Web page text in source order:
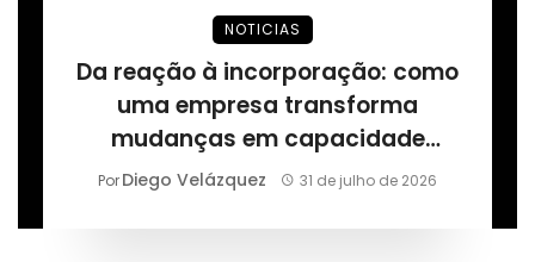
NOTICIAS
Da reação à incorporação: como
uma empresa transforma
mudanças em capacidade
permanente, segundo Márcio
PorDiego Velázquez 31 de julho de 2026